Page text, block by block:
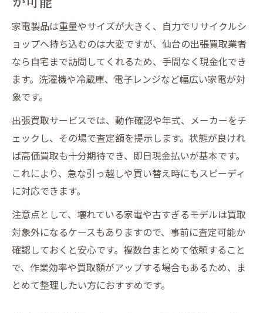
家電製品は重量やサイズが大きく、自力でリサイクルシ
ョップへ持ち込むのは大変ですが、仙台の出張買取業者
なら自宅まで訪問してくれるため、手間なく現金化でき
ます。洗濯機や冷蔵庫、電子レンジなど幅広い家電が対
象です。
出張買取サービスでは、動作確認や年式、メーカーをチ
ェックし、その場で査定額を提示します。状態が良けれ
ば高価買取も十分期待でき、即日現金払いが基本です。
これにより、急な引っ越しや買い替え時にもスピーディ
に対応できます。
注意点として、壊れている家電や古すぎるモデルは買取
対象外になるケースもありますので、事前に査定可能か
確認しておくと安心です。複数台まとめて依頼すること
で、作業効率や買取額がアップする場合もあるため、ま
とめて整理したい方におすすめです。